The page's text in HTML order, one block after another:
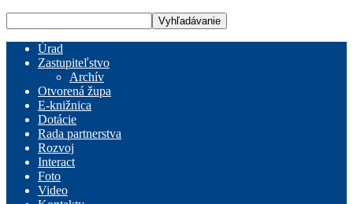
Úrad
Zastupiteľstvo
Archív
Otvorená župa
E-knižnica
Dotácie
Rada partnerstva
Rozvoj
Interact
Foto
Video